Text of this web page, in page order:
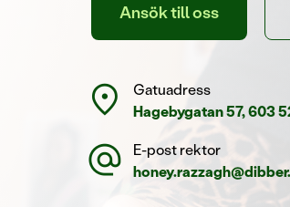
Ansök till oss
location_on
Gatuadress
Hagebygatan 57, 603
alternate_email
E-post rektor